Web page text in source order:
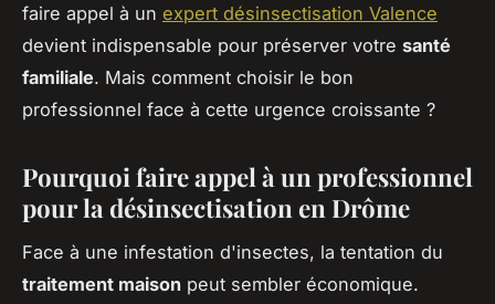
faire appel à un expert désinsectisation Valence
devient indispensable pour préserver votre santé
familiale. Mais comment choisir le bon
professionnel face à cette urgence croissante ?
Pourquoi faire appel à un professionnel
pour la désinsectisation en Drôme
Face à une infestation d'insectes, la tentation du
traitement maison peut sembler économique.